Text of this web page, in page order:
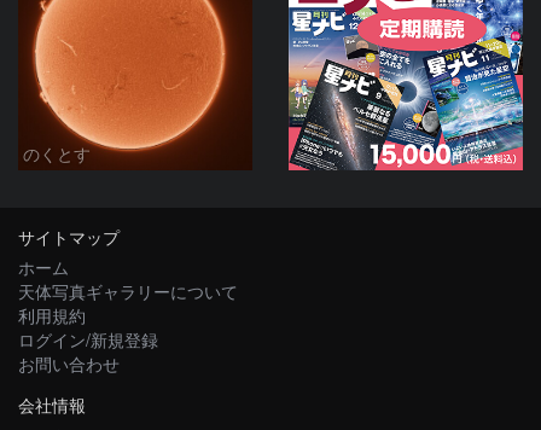
のくとす
サイトマップ
ホーム
天体写真ギャラリーについて
利用規約
ログイン/新規登録
お問い合わせ
会社情報